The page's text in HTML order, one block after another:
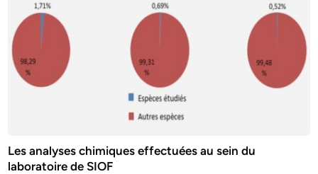
Les analyses chimiques effectuées au sein du
laboratoire de SIOF